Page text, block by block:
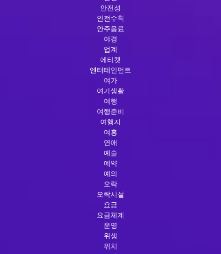
안전성
안전수칙
안주음료
야경
업계
에티켓
엔터테인먼트
여가
여가생활
여행
여행준비
여행지
여흥
연애
예술
예약
예의
오락
오락시설
요금
요금체계
운영
위생
위치